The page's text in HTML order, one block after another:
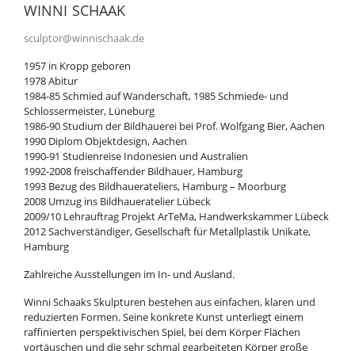
WINNI SCHAAK
sculptor@winnischaak.de
1957 in Kropp geboren
1978 Abitur
1984-85 Schmied auf Wanderschaft, 1985 Schmiede- und
Schlossermeister, Lüneburg
1986-90 Studium der Bildhauerei bei Prof. Wolfgang Bier, Aachen
1990 Diplom Objektdesign, Aachen
1990-91 Studienreise Indonesien und Australien
1992-2008 freischaffender Bildhauer, Hamburg
1993 Bezug des Bildhauerateliers, Hamburg – Moorburg
2008 Umzug ins Bildhaueratelier Lübeck
2009/10 Lehrauftrag Projekt ArTeMa, Handwerkskammer Lübeck
2012 Sachverständiger, Gesellschaft für Metallplastik Unikate,
Hamburg
Zahlreiche Ausstellungen im In- und Ausland.
Winni Schaaks Skulpturen bestehen aus einfachen, klaren und
reduzierten Formen. Seine konkrete Kunst unterliegt einem
raffinierten perspektivischen Spiel, bei dem Körper Flächen
vortäuschen und die sehr schmal gearbeiteten Körper große